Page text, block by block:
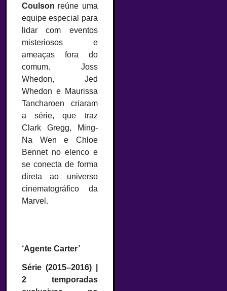
Coulson reúne uma
equipe especial para
lidar com eventos
misteriosos e
ameaças fora do
comum. Joss
Whedon, Jed
Whedon e Maurissa
Tancharoen criaram
a série, que traz
Clark Gregg, Ming-
Na Wen e Chloe
Bennet no elenco e
se conecta de forma
direta ao universo
cinematográfico da
Marvel.
‘Agente Carter’
Série (2015–2016) |
2 temporadas